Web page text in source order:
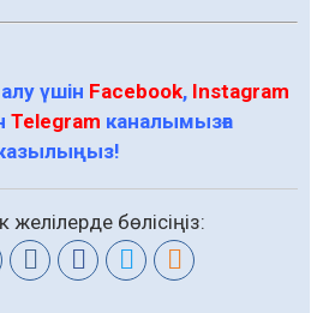
үшін Facebook, Instagram
Telegram каналымызға
желілерде бөлісіңіз: